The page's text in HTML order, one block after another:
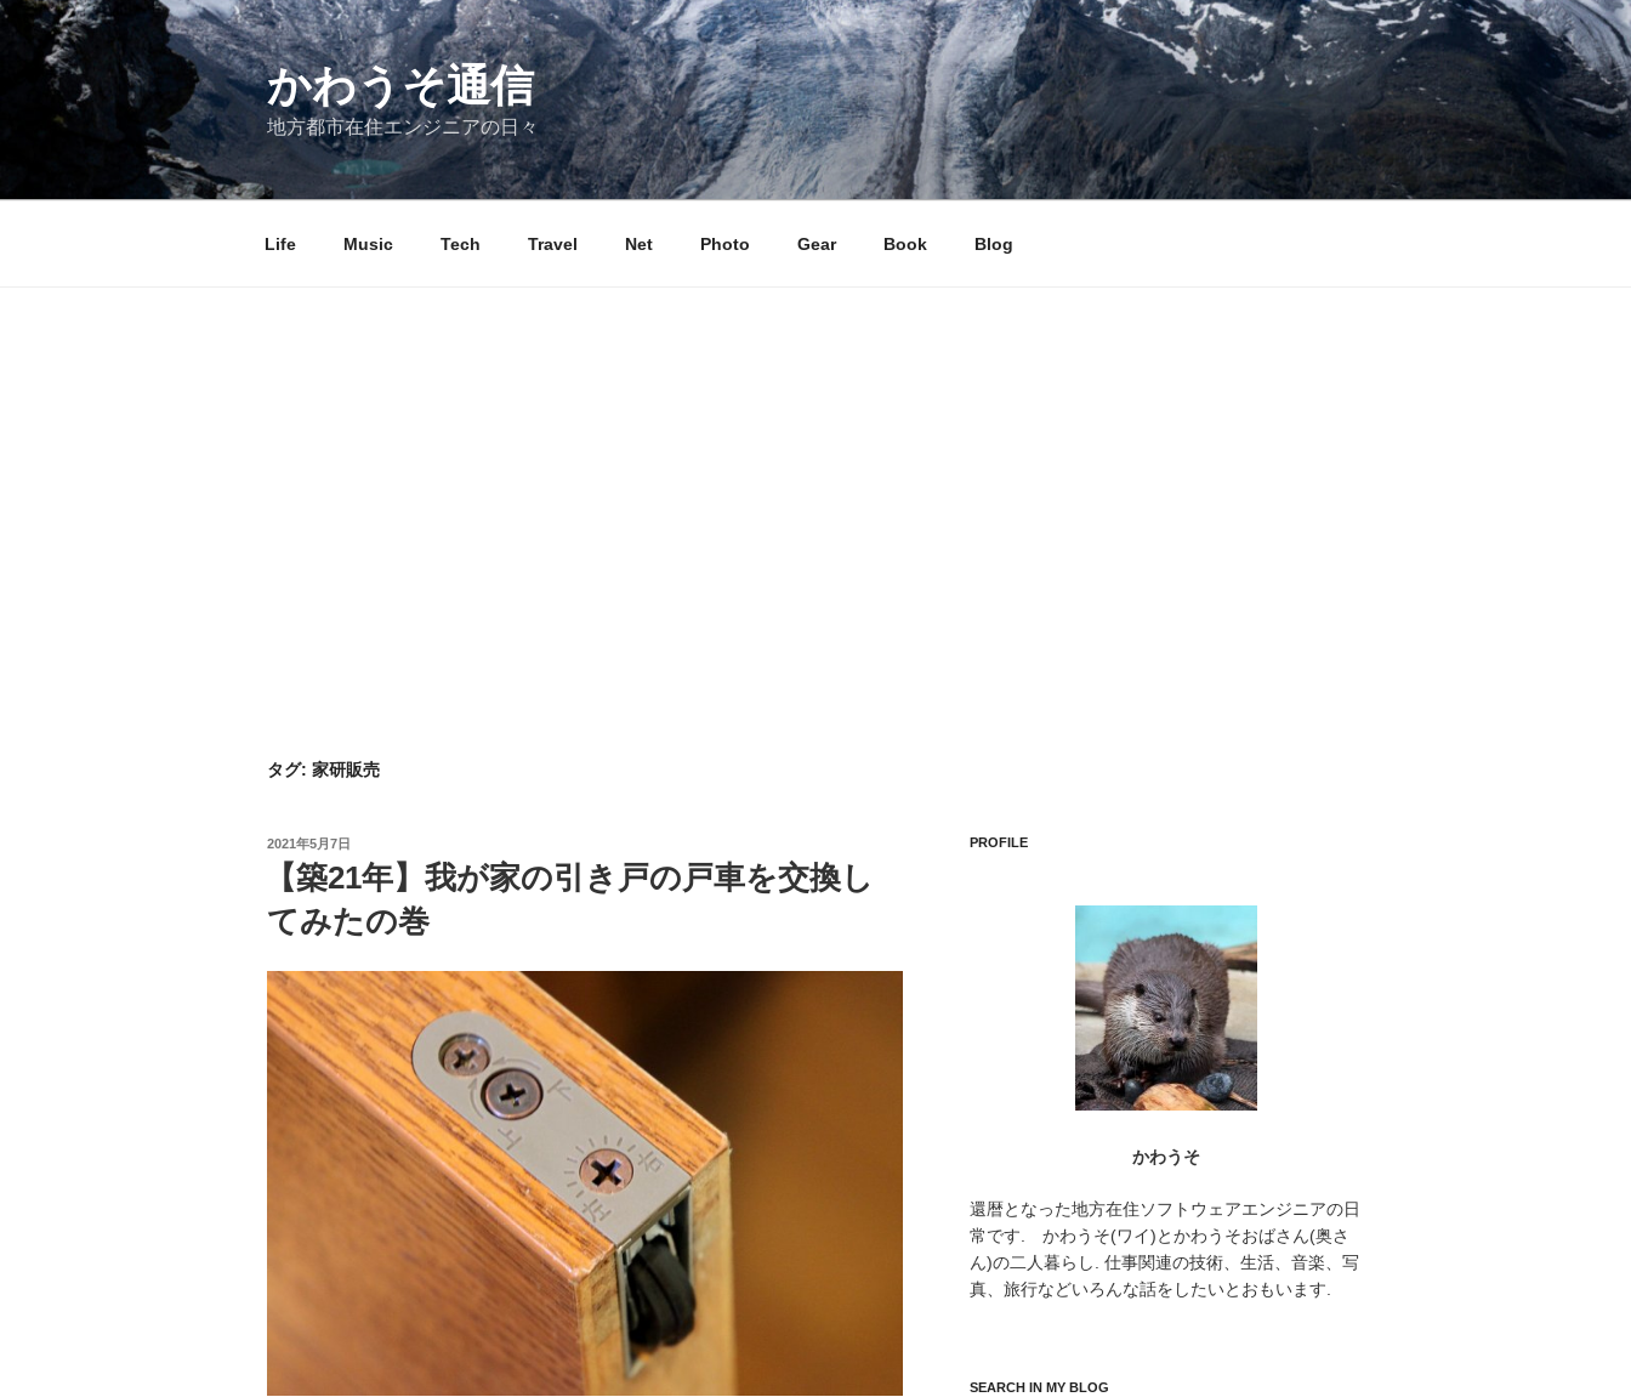
コ
かわうそ通信
地方都市在住エンジニアの日々
Life Music Tech Travel Net Photo Gear Book Blog
タグ: 家研販売
投
2021年5月7日
【築21年】我が家の引き戸の戸車を交換し
てみたの巻
PROFILE
かわうそ
還暦となった地方在住ソフトウェアエンジニアの日
常です. かわうそ(ワイ)とかわうそおばさん(奥さ
ん)の二人暮らし. 仕事関連の技術、生活、音楽、写
真、旅行などいろんな話をしたいとおもいます.
SEARCH IN MY BLOG